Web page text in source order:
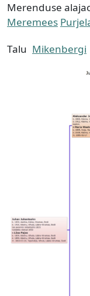
Merenduse
Meremees
Talu Mikenbergi